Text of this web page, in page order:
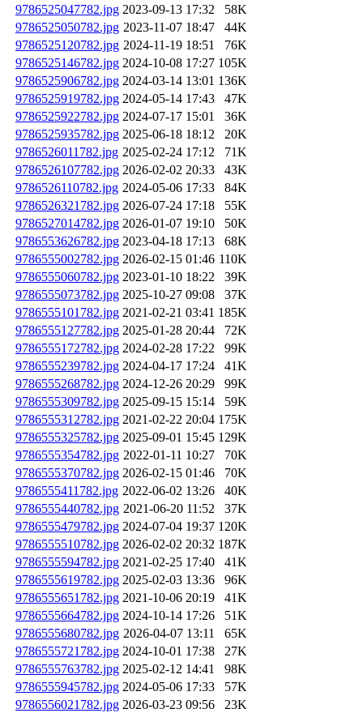
9786525047782.jpg 2023-09-13 17:32
58K
9786525050782.jpg 2023-11-07 18:47
44K
9786525120782.jpg 2024-11-19 18:51
76K
9786525146782.jpg 2024-10-08 17:27 105K
9786525906782.jpg 2024-03-14 13:01 136K
9786525919782.jpg 2024-05-14 17:43
47K
9786525922782.jpg 2024-07-17 15:01
36K
9786525935782.jpg 2025-06-18 18:12
20K
9786526011782.jpg 2025-02-24 17:12
71K
9786526107782.jpg 2026-02-02 20:33
43K
9786526110782.jpg 2024-05-06 17:33
84K
9786526321782.jpg 2026-07-24 17:18
55K
9786527014782.jpg 2026-01-07 19:10
50K
9786553626782.jpg 2023-04-18 17:13
68K
9786555002782.jpg 2026-02-15 01:46 110K
9786555060782.jpg 2023-01-10 18:22
39K
9786555073782.jpg 2025-10-27 09:08
37K
9786555101782.jpg 2021-02-21 03:41 185K
9786555127782.jpg 2025-01-28 20:44
72K
9786555172782.jpg 2024-02-28 17:22
99K
9786555239782.jpg 2024-04-17 17:24
41K
9786555268782.jpg 2024-12-26 20:29
99K
9786555309782.jpg 2025-09-15 15:14
59K
9786555312782.jpg 2021-02-22 20:04 175K
9786555325782.jpg 2025-09-01 15:45 129K
9786555354782.jpg 2022-01-11 10:27
70K
9786555370782.jpg 2026-02-15 01:46
70K
9786555411782.jpg 2022-06-02 13:26
40K
9786555440782.jpg 2021-06-20 11:52
37K
9786555479782.jpg 2024-07-04 19:37 120K
9786555510782.jpg 2026-02-02 20:32 187K
9786555594782.jpg 2021-02-25 17:40
41K
9786555619782.jpg 2025-02-03 13:36
96K
9786555651782.jpg 2021-10-06 20:19
41K
9786555664782.jpg 2024-10-14 17:26
51K
9786555680782.jpg 2026-04-07 13:11
65K
9786555721782.jpg 2024-10-01 17:38
27K
9786555763782.jpg 2025-02-12 14:41
98K
9786555945782.jpg 2024-05-06 17:33
57K
9786556021782.jpg 2026-03-23 09:56
23K